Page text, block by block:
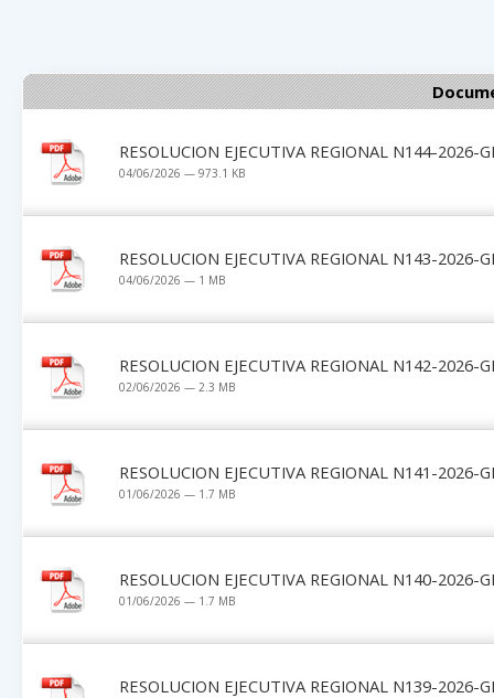
RESOLUCION EJECUTIVA REGIONAL N144-2026-
04/06/2026 — 973.1 KB
RESOLUCION EJECUTIVA REGIONAL N143-2026-
04/06/2026 — 1 MB
RESOLUCION EJECUTIVA REGIONAL N142-2026-
02/06/2026 — 2.3 MB
RESOLUCION EJECUTIVA REGIONAL N141-2026-
01/06/2026 — 1.7 MB
RESOLUCION EJECUTIVA REGIONAL N140-2026-
01/06/2026 — 1.7 MB
RESOLUCION EJECUTIVA REGIONAL N139-2026-